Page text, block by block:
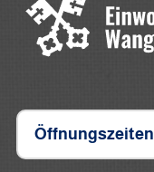
Öffnungszeiten